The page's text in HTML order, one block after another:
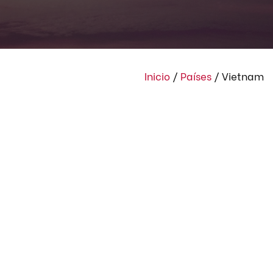
Inicio / Países / Vietnam